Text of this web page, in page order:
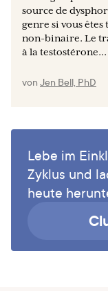
source de
genre si vous êtes
non-binaire. Le
à la testostérone...
von Jen Bell, PhD
Lebe im
Zyklus und
heute